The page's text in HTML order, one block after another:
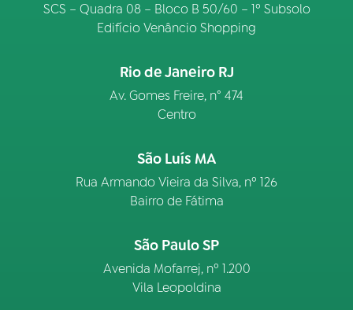
SCS – Quadra 08 – Bloco B 50/60 – 1º Subsolo
Edifício Venâncio Shopping
Rio de Janeiro RJ
Av. Gomes Freire, n° 474
Centro
São Luís MA
Rua Armando Vieira da Silva, nº 126
Bairro de Fátima
São Paulo SP
Avenida Mofarrej, nº 1.200
Vila Leopoldina